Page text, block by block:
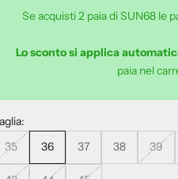
Se acquisti 2 paia di SUN68 le
Lo sconto si applica
paia nel
35
36 37 38 39